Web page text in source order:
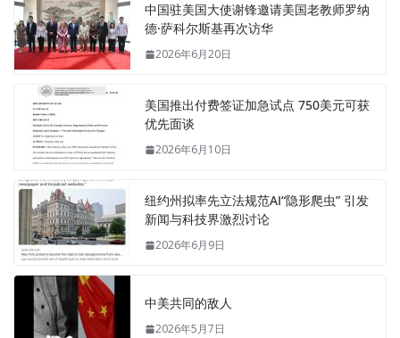
中国驻美国大使谢锋邀请美国老教师罗纳
德·萨科尔斯基再次访华
2026年6月20日
美国推出付费签证加急试点 750美元可获
优先面谈
2026年6月10日
纽约州拟率先立法规范AI“隐形爬虫” 引发
新闻与科技界激烈讨论
2026年6月9日
中美共同的敌人
2026年5月7日